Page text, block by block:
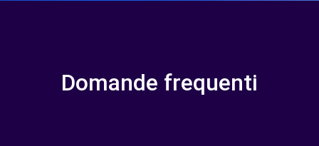
Domande frequenti